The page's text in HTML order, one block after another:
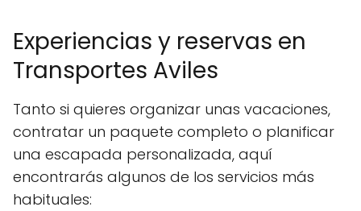
Experiencias y reservas en
Transportes Aviles
Tanto si quieres organizar unas vacaciones,
contratar un paquete completo o planificar
una escapada personalizada, aquí
encontrarás algunos de los servicios más
habituales: